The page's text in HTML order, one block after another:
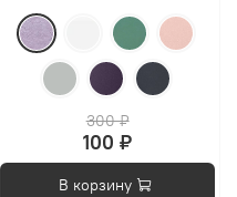
300 ₽
100 ₽
В корзину